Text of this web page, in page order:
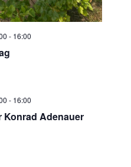
- 16:00
Konrad Adenauer
- 16:00